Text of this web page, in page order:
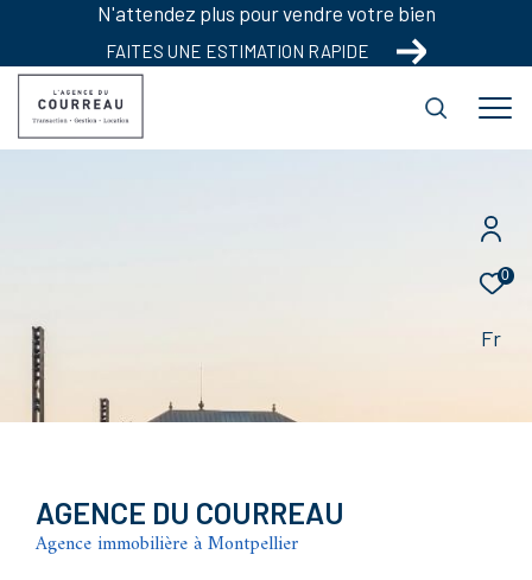
N'attendez plus pour vendre votre bien
FAITES UNE ESTIMATION RAPIDE
0
Fr
AGENCE DU COURREAU
Agence immobilière à Montpellier